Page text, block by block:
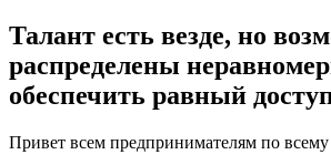
Талант есть везде, но
распределены
обеспечить равный
Привет всем предпринимателям по